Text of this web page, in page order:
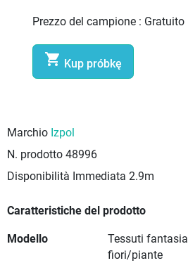
Prezzo del campione : Gratuito
 Kup próbkę
Marchio Izpol
N. prodotto 48996
Disponibilità Immediata 2.9m
Caratteristiche del prodotto
Modello
Tessuti fantasia
fiori/piante